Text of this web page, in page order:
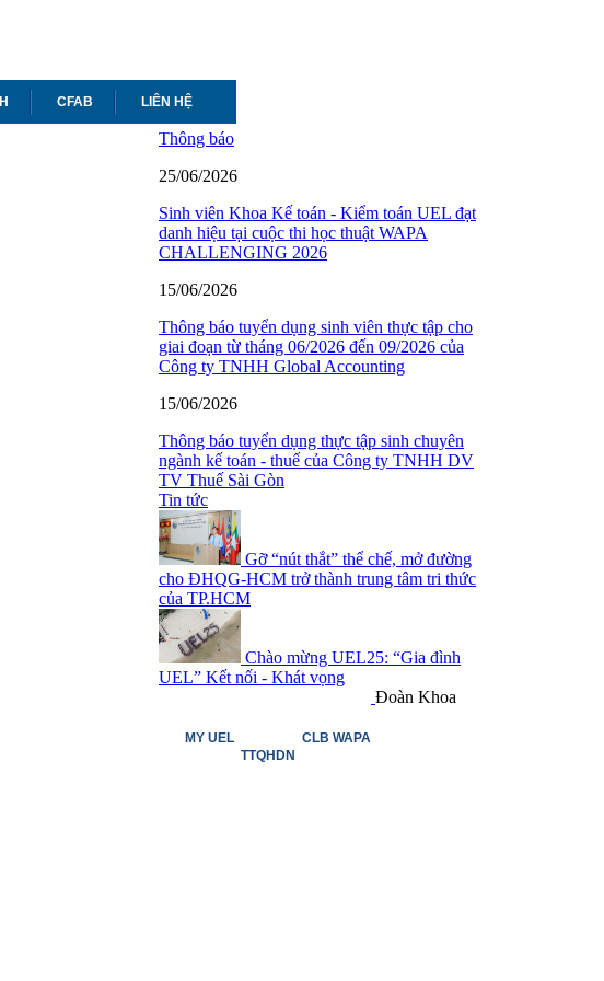
CFAB LIÊN HỆ
Thông báo
25/06/2026
Sinh viên Khoa Kế toán - Kiểm toán UEL đạt
danh hiệu tại cuộc thi học thuật WAPA
CHALLENGING 2026
15/06/2026
Thông báo tuyển dụng sinh viên thực tập cho
giai đoạn từ tháng 06/2026 đến 09/2026 của
Công ty TNHH Global Accounting
15/06/2026
Thông báo tuyển dụng thực tập sinh chuyên
ngành kế toán - thuế của Công ty TNHH DV
TV Thuế Sài Gòn
Tin tức
Gỡ “nút thắt” thể chế, mở đường
cho ĐHQG-HCM trở thành trung tâm tri thức
của TP.HCM
Chào mừng UEL25: “Gia đình
UEL” Kết nối - Khát vọng
MY UEL
TTQHDN
CLB WAPA
Đoàn Khoa